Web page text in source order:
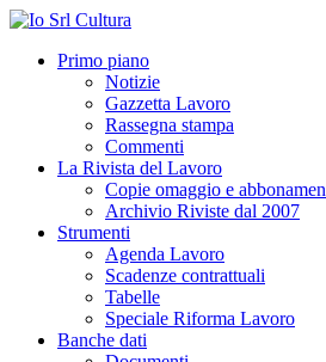
Primo piano
Notizie
Gazzetta Lavoro
Rassegna stampa
Commenti
La Rivista del Lavoro
Copie omaggio e
Archivio Riviste dal 2007
Strumenti
Agenda Lavoro
Scadenze contrattuali
Tabelle
Speciale Riforma Lavoro
Banche dati